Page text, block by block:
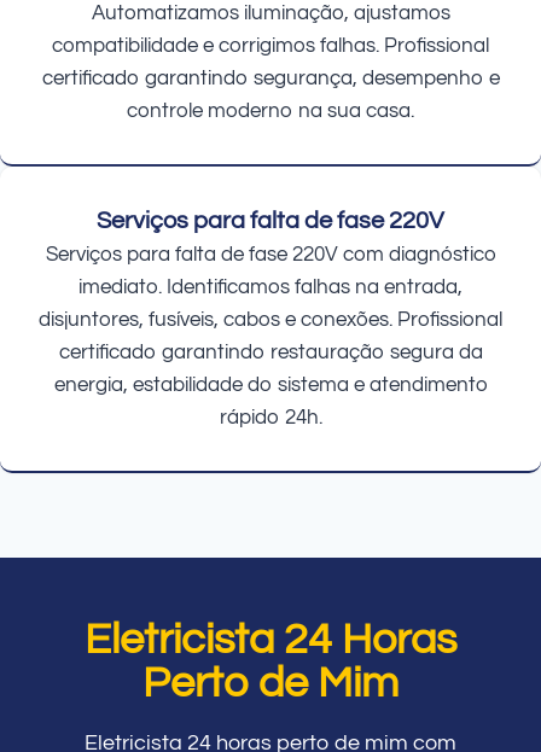
Automatizamos iluminação, ajustamos
compatibilidade e corrigimos falhas. Profissional
certificado garantindo segurança, desempenho e
controle moderno na sua casa.
Serviços para falta de fase 220V
Serviços para falta de fase 220V com diagnóstico
imediato. Identificamos falhas na entrada,
disjuntores, fusíveis, cabos e conexões. Profissional
certificado garantindo restauração segura da
energia, estabilidade do sistema e atendimento
rápido 24h.
Eletricista 24 Horas
Perto de Mim
Eletricista 24 horas perto de mim com